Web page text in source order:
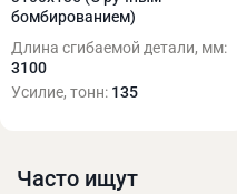
бомбированием)
Длина сгибаемой детали, мм:
3100
Усилие, тонн: 135
Часто ищут